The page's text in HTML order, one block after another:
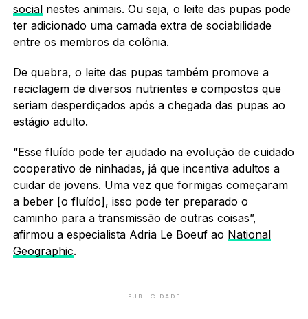
socialnestes animais. Ou seja, o leite das pupas pode
ter adicionado uma camada extra de sociabilidade
entre os membros da colônia.
De quebra, o leite das pupas também promove a
reciclagem de diversos nutrientes e compostos que
seriam desperdiçados após a chegada das pupas ao
estágio adulto.
“Esse fluído pode ter ajudado na evolução de cuidado
cooperativo de ninhadas, já que incentiva adultos a
cuidar de jovens. Uma vez que formigas começaram
a beber [o fluído], isso pode ter preparado o
caminho para a transmissão de outras coisas”,
afirmou a especialista Adria Le Boeuf ao National
Geographic.
PUBLICIDADE